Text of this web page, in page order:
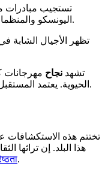
تستجيب مبادرات
اليونسكو والمنظمات غير الحكومية في الحفاظ على التقاليد.
تظهر الأجيال الشابة
تشهد نجاح مهرجانات
الحيوية. يعتمد المستقبل على توازن بين الحفظ والتكيف الإبداعي.
تختتم هذه الاستكشافات
هذا البلد. إن تراثها
.